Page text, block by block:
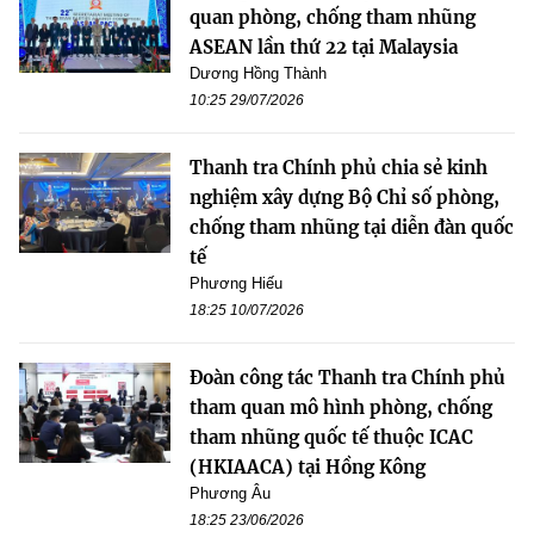
quan phòng, chống tham nhũng
ASEAN lần thứ 22 tại Malaysia
Dương Hồng Thành
10:25 29/07/2026
Thanh tra Chính phủ chia sẻ kinh
nghiệm xây dựng Bộ Chỉ số phòng,
chống tham nhũng tại diễn đàn quốc
tế
Phương Hiếu
18:25 10/07/2026
Đoàn công tác Thanh tra Chính phủ
tham quan mô hình phòng, chống
tham nhũng quốc tế thuộc ICAC
(HKIAACA) tại Hồng Kông
Phương Âu
18:25 23/06/2026